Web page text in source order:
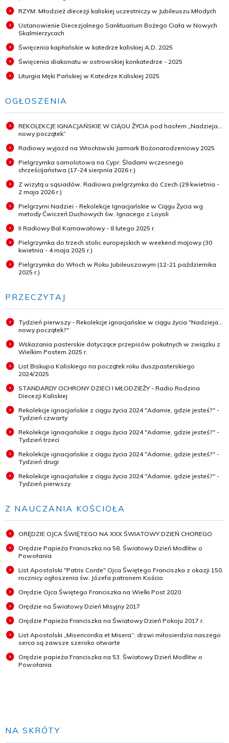
RZYM: Młodzież diecezji kaliskiej uczestniczy w Jubileuszu Młodych
Ustanowienie Diecezjalnego Sanktuarium Bożego Ciała w Nowych
Skalmierzycach
Święcenia kapłańskie w katedrze kaliskiej A.D. 2025
Święcenia diakonatu w ostrowskiej konkatedrze - 2025
Liturgia Męki Pańskiej w Katedrze Kaliskiej 2025
OGŁOSZENIA
REKOLEKCJE IGNACJAŃSKIE W CIĄGU ŻYCIA pod hasłem „Nadzieja...
nowy początek”
Radiowy wyjazd na Wrocławski Jarmark Bożonarodzeniowy 2025
Pielgrzymka samolotowa na Cypr. Śladami wczesnego
chrześcijaństwa (17-24 sierpnia 2026 r.)
Z wizytą u sąsiadów. Radiowa pielgrzymka do Czech (29 kwietnia -
2 maja 2026 r.)
Pielgrzymi Nadziei - Rekolekcje Ignacjańskie w Ciągu Życia wg
metody Ćwiczeń Duchowych św. Ignacego z Loyoli
II Radiowy Bal Karnawałowy - 8 lutego 2025 r.
Pielgrzymka do trzech stolic europejskich w weekend majowy (30
kwietnia - 4 maja 2025 r.)
Pielgrzymka do Włoch w Roku Jubileuszowym (12-21 października
2025 r.)
PRZECZYTAJ
Tydzień pierwszy - Rekolekcje ignacjańskie w ciągu życia "Nadzieja...
nowy początek?"
Wskazania pasterskie dotyczące przepisów pokutnych w związku z
Wielkim Postem 2025 r.
List Biskupa Kaliskiego na początek roku duszpasterskiego
2024/2025
STANDARDY OCHRONY DZIECI I MŁODZIEŻY - Radio Rodzina
Diecezji Kaliskiej
Rekolekcje ignacjańskie z ciągu życia 2024 "Adamie, gdzie jesteś?" -
Tydzień czwarty
Rekolekcje ignacjańskie z ciągu życia 2024 "Adamie, gdzie jesteś?" -
Tydzień trzeci
Rekolekcje ignacjańskie z ciągu życia 2024 "Adamie, gdzie jesteś?" -
Tydzień drugi
Rekolekcje ignacjańskie z ciągu życia 2024 "Adamie, gdzie jesteś?" -
Tydzień pierwszy
Z NAUCZANIA KOŚCIOŁA
ORĘDZIE OJCA ŚWIĘTEGO NA XXX ŚWIATOWY DZIEŃ CHOREGO
Orędzie Papieża Franciszka na 58. Światowy Dzień Modlitw o
Powołania
List Apostolski "Patris Corde" Ojca Świętego Franciszka z okazji 150.
rocznicy ogłoszenia św. Józefa patronem Kościo
Orędzie Ojca Świętego Franciszka na Wielki Post 2020
Orędzie na Światowy Dzień Misyjny 2017
Orędzie Papieża Franciszka na Światowy Dzień Pokoju 2017 r.
List Apostolski „Misericordia et Misera”: drzwi miłosierdzia naszego
serca są zawsze szeroko otwarte
Orędzie papieża Franciszka na 53. Światowy Dzień Modlitw o
Powołania
NA SKRÓTY